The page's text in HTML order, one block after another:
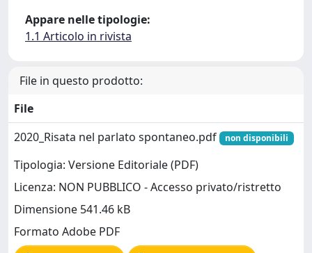
Appare nelle tipologie:
1.1 Articolo in rivista
File in questo prodotto:
File
2020_Risata nel parlato spontaneo.pdf
non disponibili
Tipologia: Versione Editoriale (PDF)
Licenza: NON PUBBLICO - Accesso privato/ristretto
Dimensione 541.46 kB
Formato Adobe PDF